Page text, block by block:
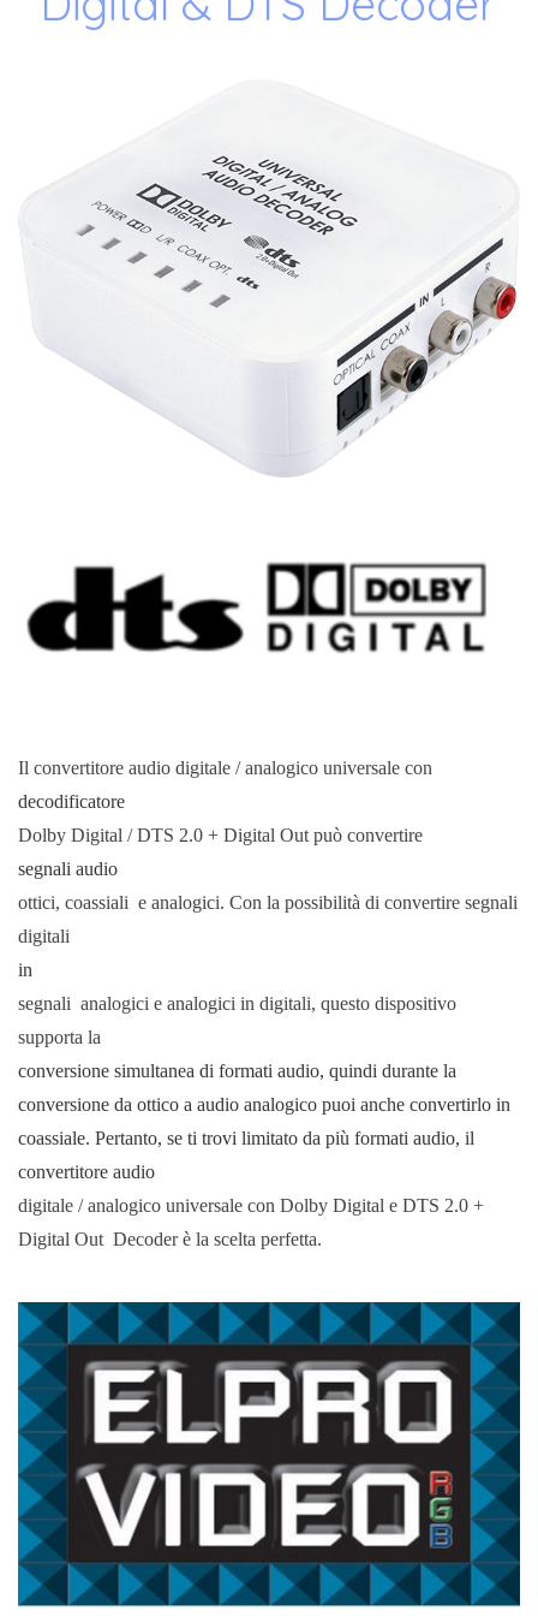
Il convertitore audio digitale / analogico universale con
decodificatore
Dolby Digital / DTS 2.0 + Digital Out può convertire
segnali audio
ottici, coassiali e analogici. Con la possibilità di convertire segnali
digitali
in
segnali analogici e analogici in digitali, questo dispositivo
supporta la
conversione simultanea di formati audio, quindi durante la
conversione da ottico a audio analogico puoi anche convertirlo in
coassiale. Pertanto, se ti trovi limitato da più formati audio, il
convertitore audio
digitale / analogico universale con Dolby Digital e DTS 2.0 +
Digital Out Decoder è la scelta perfetta.